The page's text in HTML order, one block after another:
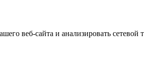
веб-сайта и анализировать сетевой